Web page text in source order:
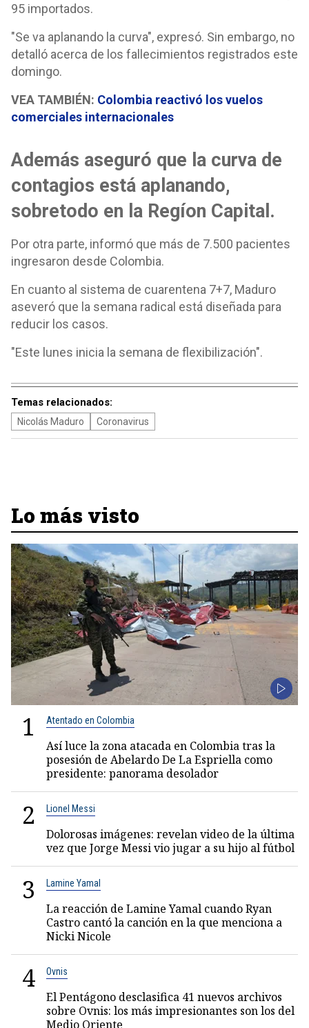
95 importados.
"Se va aplanando la curva", expresó. Sin embargo, no
detalló acerca de los fallecimientos registrados este
domingo.
VEA TAMBIÉN: Colombia reactivó los vuelos
comerciales internacionales
Además aseguró que la curva de
contagios está aplanando,
sobretodo en la Regíon Capital.
Por otra parte, informó que más de 7.500 pacientes
ingresaron desde Colombia.
En cuanto al sistema de cuarentena 7+7, Maduro
aseveró que la semana radical está diseñada para
reducir los casos.
"Este lunes inicia la semana de flexibilización".
Temas relacionados:
Nicolás Maduro Coronavirus
Lo más visto
1 Atentado en Colombia
Así luce la zona atacada en Colombia tras la
posesión de Abelardo De La Espriella como
presidente: panorama desolador
2 Lionel Messi
Dolorosas imágenes: revelan video de la última
vez que Jorge Messi vio jugar a su hijo al fútbol
3 Lamine Yamal
La reacción de Lamine Yamal cuando Ryan
Castro cantó la canción en la que menciona a
Nicki Nicole
4 Ovnis
El Pentágono desclasifica 41 nuevos archivos
sobre Ovnis: los más impresionantes son los del
Medio Oriente